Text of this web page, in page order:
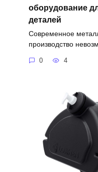
оборудование
деталей
Современное
производство
0 4